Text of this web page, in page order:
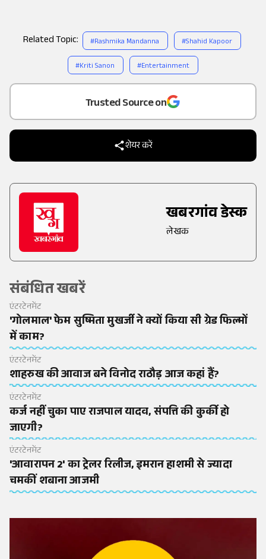
Add
as a
Trusted Source on
शेयर करें
खबरगांव डेस्क
लेखक
संबंधित खबरें
एंटरटेनमेंट
'गोलमाल' फेम सुष्मिता मुखर्जी ने क्यों किया सी ग्रेड फिल्मों
में काम?
एंटरटेनमेंट
शाहरुख की आवाज बने विनोद राठौड़ आज कहां हैं?
एंटरटेनमेंट
कर्ज नहीं चुका पाए राजपाल यादव, संपत्ति की कुर्की हो
जाएगी?
एंटरटेनमेंट
'आवारापन 2' का ट्रेलर रिलीज, इमरान हाशमी से ज्यादा
चमकीं शबाना आजमी
Related Topic: #Rashmika Mandanna #Shahid Kapoor
#Kriti Sanon #Entertainment